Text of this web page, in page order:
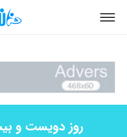
روز دویست و